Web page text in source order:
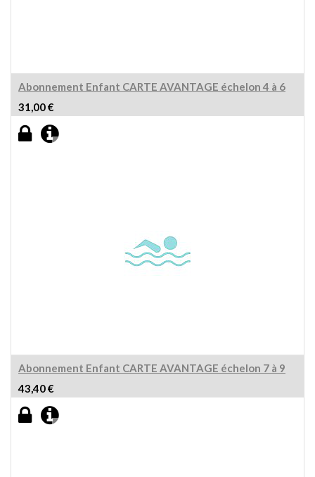
Abonnement Enfant CARTE AVANTAGE échelon 4 à 6
31,00€
Abonnement Enfant CARTE AVANTAGE échelon 7 à 9
43,40€